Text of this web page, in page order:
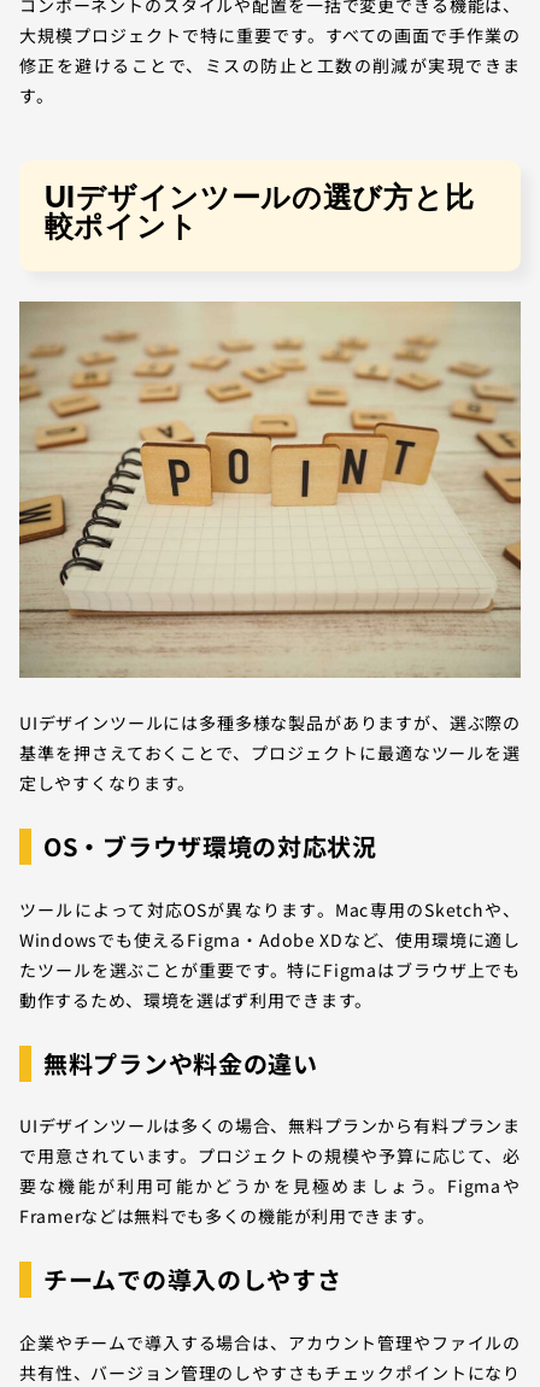
大規模プロジェクトで特に重要です。すべての画面で手作業の
修正を避けることで、ミスの防止と工数の削減が実現できま
す。
UIデザインツールの選び方と比
較ポイント
UIデザインツールには多種多様な製品がありますが、選ぶ際の
基準を押さえておくことで、プロジェクトに最適なツールを選
定しやすくなります。
OS・ブラウザ環境の対応状況
ツールによって対応OSが異なります。Mac専用のSketchや、
Windowsでも使えるFigma・Adobe XDなど、使用環境に適し
たツールを選ぶことが重要です。特にFigmaはブラウザ上でも
動作するため、環境を選ばず利用できます。
無料プランや料金の違い
UIデザインツールは多くの場合、無料プランから有料プランま
で用意されています。プロジェクトの規模や予算に応じて、必
要な機能が利用可能かどうかを見極めましょう。Figmaや
Framerなどは無料でも多くの機能が利用できます。
チームでの導入のしやすさ
企業やチームで導入する場合は、アカウント管理やファイルの
共有性、バージョン管理のしやすさもチェックポイントになり